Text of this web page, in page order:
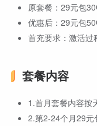
原套餐：29元包
优惠后：29元包
首充要求：激活过
套餐内容
1.首月套餐内容按
2.第2-24个月29元